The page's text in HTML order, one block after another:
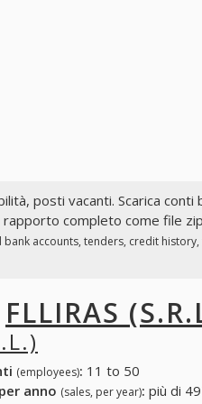
posti vacanti. Scarica conti
rapporto completo come file
accounts, tenders, credit
FLLIRAS
(employees): 11 to 50
anno (sales, per year): più di